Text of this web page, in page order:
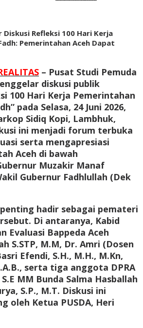
– Pusat Studi Pemuda
diskusi publik
100 Hari Kerja Pemerintahan
pada Selasa, 24 Juni 2026,
Sidiq Kopi, Lambhuk,
ini menjadi forum terbuka
serta mengapresiasi
Aceh di bawah
Muzakir Manaf
Gubernur Fadhlullah (Dek
hadir sebagai pemateri
Di antaranya, Kabid
Evaluasi Bappeda Aceh
S.STP, M.M, Dr. Amri (Dosen
Efendi, S.H., M.H., M.Kn,
serta tiga anggota DPRA
MM Bunda Salma Hasballah
S.P., M.T. Diskusi ini
oleh Ketua PUSDA, Heri